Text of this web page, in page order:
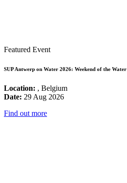
Featured Event
SUP Antwerp on Water 2026: Weekend of the Water
Location: , Belgium
Date: 29 Aug 2026
Find out more